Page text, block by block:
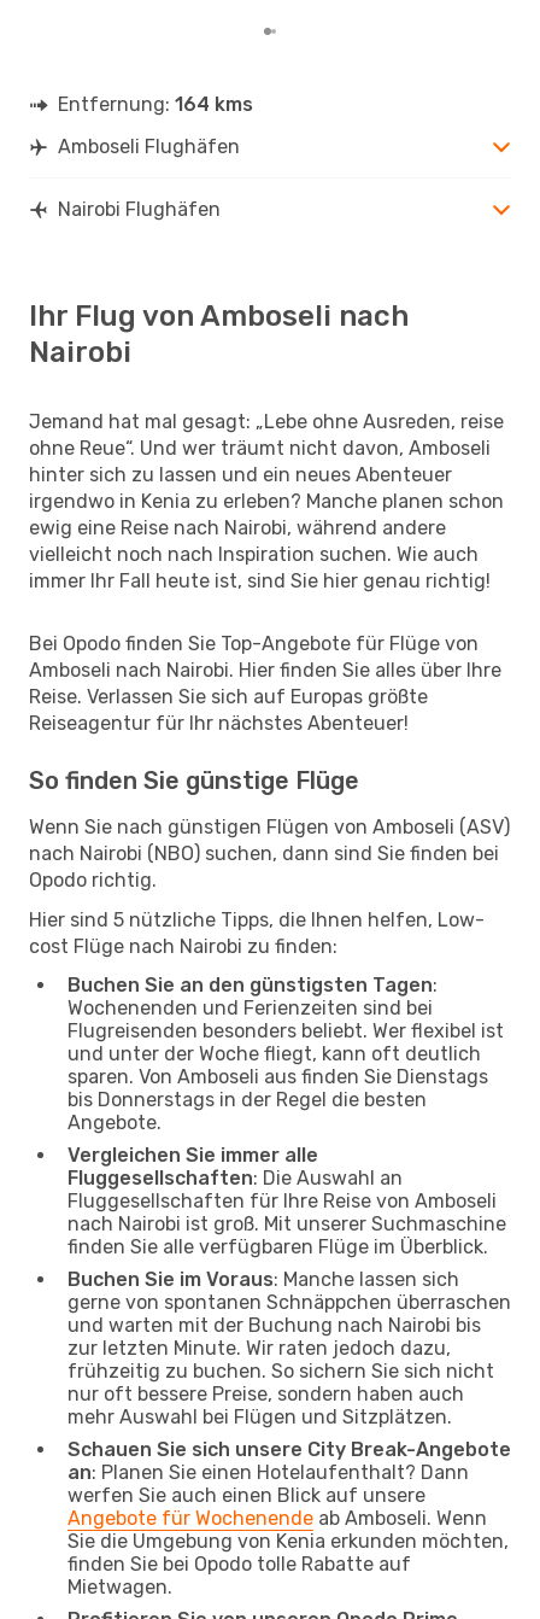
Entfernung: 164 kms
Amboseli Flughäfen
Nairobi Flughäfen
Ihr Flug von Amboseli nach
Nairobi
Jemand hat mal gesagt: „Lebe ohne Ausreden, reise
ohne Reue“. Und wer träumt nicht davon, Amboseli
hinter sich zu lassen und ein neues Abenteuer
irgendwo in Kenia zu erleben? Manche planen schon
ewig eine Reise nach Nairobi, während andere
vielleicht noch nach Inspiration suchen. Wie auch
immer Ihr Fall heute ist, sind Sie hier genau richtig!
Bei Opodo finden Sie Top-Angebote für Flüge von
Amboseli nach Nairobi. Hier finden Sie alles über Ihre
Reise. Verlassen Sie sich auf Europas größte
Reiseagentur für Ihr nächstes Abenteuer!
So finden Sie günstige Flüge
Wenn Sie nach günstigen Flügen von Amboseli (ASV)
nach Nairobi (NBO) suchen, dann sind Sie finden bei
Opodo richtig.
Hier sind 5 nützliche Tipps, die Ihnen helfen, Low-
cost Flüge nach Nairobi zu finden:
Buchen Sie an den günstigsten Tagen:
Wochenenden und Ferienzeiten sind bei
Flugreisenden besonders beliebt. Wer flexibel ist
und unter der Woche fliegt, kann oft deutlich
sparen. Von Amboseli aus finden Sie Dienstags
bis Donnerstags in der Regel die besten
Angebote.
Vergleichen Sie immer alle
Fluggesellschaften: Die Auswahl an
Fluggesellschaften für Ihre Reise von Amboseli
nach Nairobi ist groß. Mit unserer Suchmaschine
finden Sie alle verfügbaren Flüge im Überblick.
Buchen Sie im Voraus: Manche lassen sich
gerne von spontanen Schnäppchen überraschen
und warten mit der Buchung nach Nairobi bis
zur letzten Minute. Wir raten jedoch dazu,
frühzeitig zu buchen. So sichern Sie sich nicht
nur oft bessere Preise, sondern haben auch
mehr Auswahl bei Flügen und Sitzplätzen.
Schauen Sie sich unsere City Break-Angebote
an: Planen Sie einen Hotelaufenthalt? Dann
werfen Sie auch einen Blick auf unsere
Angebote für Wochenende ab Amboseli. Wenn
Sie die Umgebung von Kenia erkunden möchten,
finden Sie bei Opodo tolle Rabatte auf
Mietwagen.